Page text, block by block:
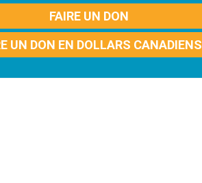
FAIRE UN DON
UN DON EN DOLLARS CANADIENS